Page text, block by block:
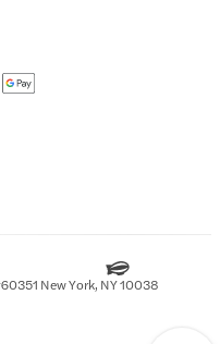
New York, NY 10038